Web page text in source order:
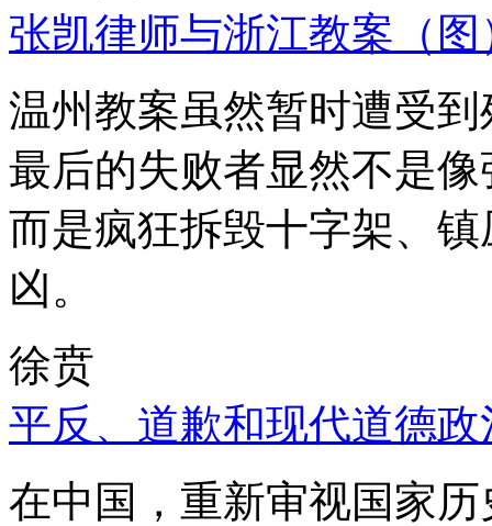
张凯律师与浙江教案（图
温州教案虽然暂时遭受
最后的失败者显然不是
而是疯狂拆毁十字架、
凶。
徐贲
平反、道歉和现代道德政
在中国，重新审视国家